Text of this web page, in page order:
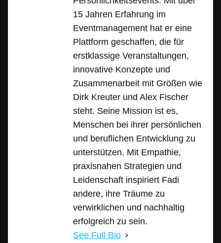
15 Jahren Erfahrung im
Eventmanagement hat er eine
Plattform geschaffen, die für
erstklassige Veranstaltungen,
innovative Konzepte und
Zusammenarbeit mit Größen wie
Dirk Kreuter und Alex Fischer
steht. Seine Mission ist es,
Menschen bei ihrer persönlichen
und beruflichen Entwicklung zu
unterstützen. Mit Empathie,
praxisnahen Strategien und
Leidenschaft inspiriert Fadi
andere, ihre Träume zu
verwirklichen und nachhaltig
erfolgreich zu sein.
See Full Bio